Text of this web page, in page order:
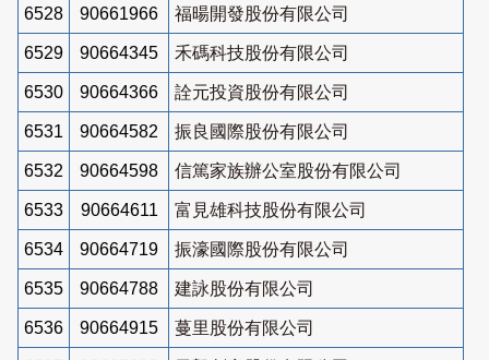
6528 90661966 福暘開發股份有限公司
6529 90664345 禾碼科技股份有限公司
6530 90664366 詮元投資股份有限公司
6531 90664582 振良國際股份有限公司
6532 90664598 信篤家族辦公室股份有限公司
6533 90664611 富見雄科技股份有限公司
6534 90664719 振濠國際股份有限公司
6535 90664788 建詠股份有限公司
6536 90664915 蔓里股份有限公司